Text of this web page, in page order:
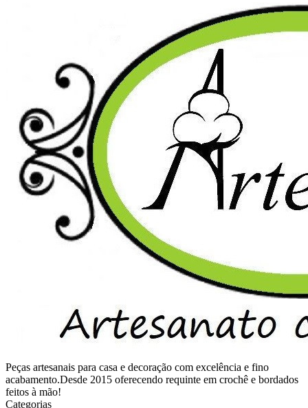
Peças artesanais para casa e decoração com excelência e fino
acabamento.Desde 2015 oferecendo requinte em crochê e bordados
feitos à mão!
Categorias